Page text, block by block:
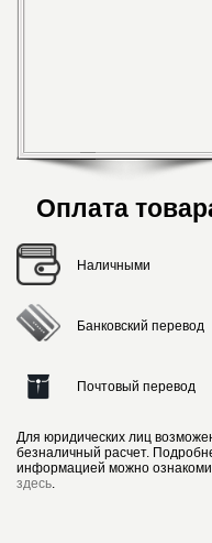
Оплата
Наличными
Банковский перевод
Почтовый перевод
Для юридических лиц
безналичный расчет.
информацией можно
здесь.